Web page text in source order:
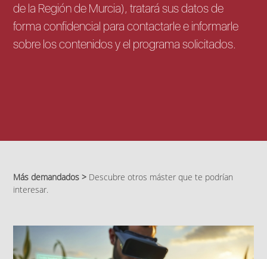
de la Región de Murcia), tratará sus datos de
forma confidencial para contactarle e informarle
sobre los contenidos y el programa solicitados.
Más demandados > Descubre otros máster que te podrían
interesar.